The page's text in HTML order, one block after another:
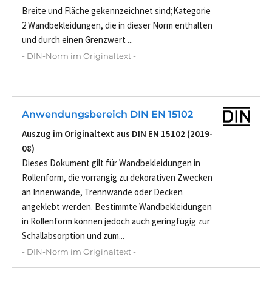
Breite und Fläche gekennzeichnet sind;Kategorie
2 Wandbekleidungen, die in dieser Norm enthalten
und durch einen Grenzwert ...
- DIN-Norm im Originaltext -
Anwendungsbereich DIN EN 15102
Auszug im Originaltext aus DIN EN 15102 (2019-
08)
Dieses Dokument gilt für Wandbekleidungen in
Rollenform, die vorrangig zu dekorativen Zwecken
an Innenwände, Trennwände oder Decken
angeklebt werden. Bestimmte Wandbekleidungen
in Rollenform können jedoch auch geringfügig zur
Schallabsorption und zum...
- DIN-Norm im Originaltext -